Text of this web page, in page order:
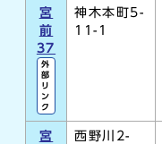
宮
前
37
外
部
リ
ン
ク
神木本町5-
11-1
宮 西野川2-